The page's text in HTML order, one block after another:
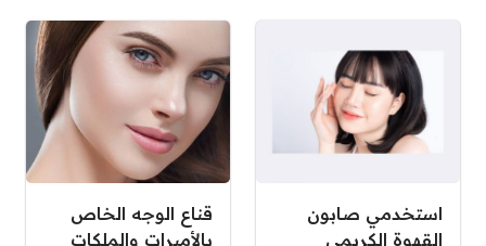
استخدمي صابون
القهوة الكريمي
قناع الوجه الخاص
بالأميرات والملكات